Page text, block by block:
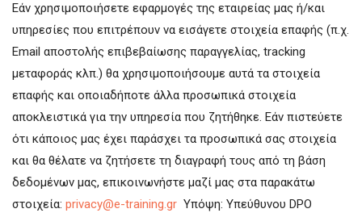
Εάν χρησιμοποιήσετε εφαρμογές της εταιρείας μας ή/και
υπηρεσίες που επιτρέπουν να εισάγετε στοιχεία επαφής (π.χ.
Email αποστολής επιβεβαίωσης παραγγελίας, tracking
μεταφοράς κλπ.) θα χρησιμοποιήσουμε αυτά τα στοιχεία
επαφής και οποιαδήποτε άλλα προσωπικά στοιχεία
αποκλειστικά για την υπηρεσία που ζητήθηκε. Εάν πιστεύετε
ότι κάποιος μας έχει παράσχει τα προσωπικά σας στοιχεία
και θα θέλατε να ζητήσετε τη διαγραφή τους από τη βάση
δεδομένων μας, επικοινωνήστε μαζί μας στα παρακάτω
στοιχεία: privacy@e-training.gr Υπόψη: Υπεύθυνου DPO